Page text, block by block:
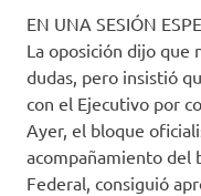
EN UNA SESIÓN
La oposición dijo que
dudas, pero insistió
con el Ejecutivo por
Ayer, el bloque
acompañamiento del
Federal, consiguió